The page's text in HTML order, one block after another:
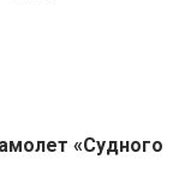
«Судного